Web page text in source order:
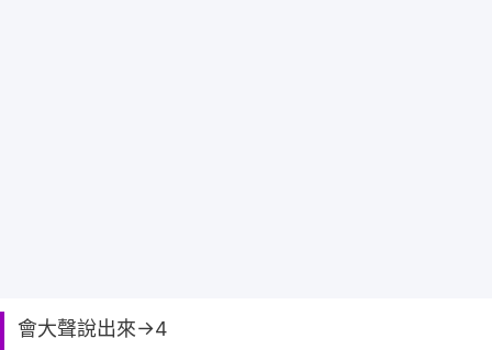
會大聲說出來→4